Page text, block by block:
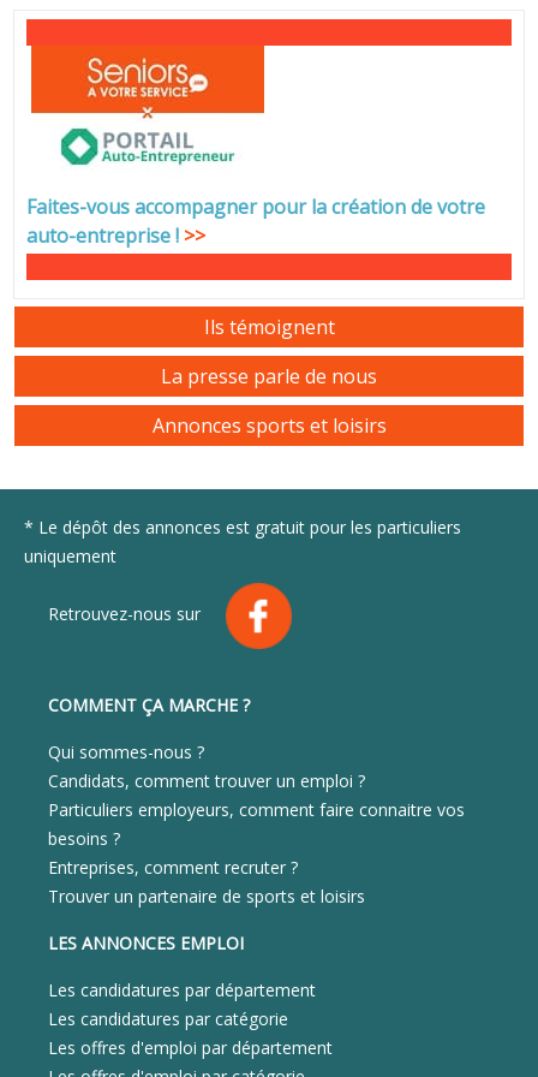
Faites-vous accompagner pour la création de votre
auto-entreprise! >>
Ils témoignent
La presse parle de nous
Annonces sports et loisirs
* Le dépôt des annonces est gratuit pour les particuliers
uniquement
Retrouvez-nous sur
COMMENT ÇA MARCHE ?
Qui sommes-nous ?
Candidats, comment trouver un emploi ?
Particuliers employeurs, comment faire connaitre vos
besoins ?
Entreprises, comment recruter ?
Trouver un partenaire de sports et loisirs
LES ANNONCES EMPLOI
Les candidatures par département
Les candidatures par catégorie
Les offres d'emploi par département